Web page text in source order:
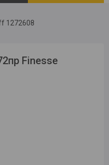
1272608
Finesse